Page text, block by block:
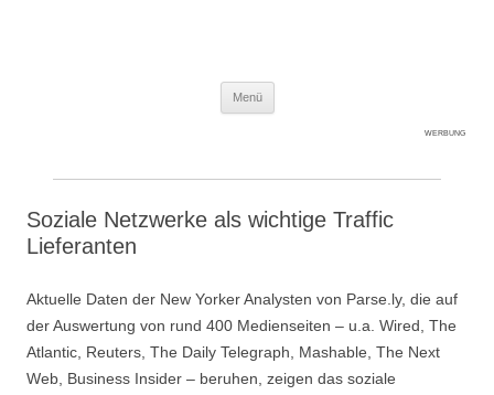
Menü
WERBUNG
Soziale Netzwerke als wichtige Traffic
Lieferanten
Aktuelle Daten der New Yorker Analysten von Parse.ly, die auf
der Auswertung von rund 400 Medienseiten – u.a. Wired, The
Atlantic, Reuters, The Daily Telegraph, Mashable, The Next
Web, Business Insider – beruhen, zeigen das soziale